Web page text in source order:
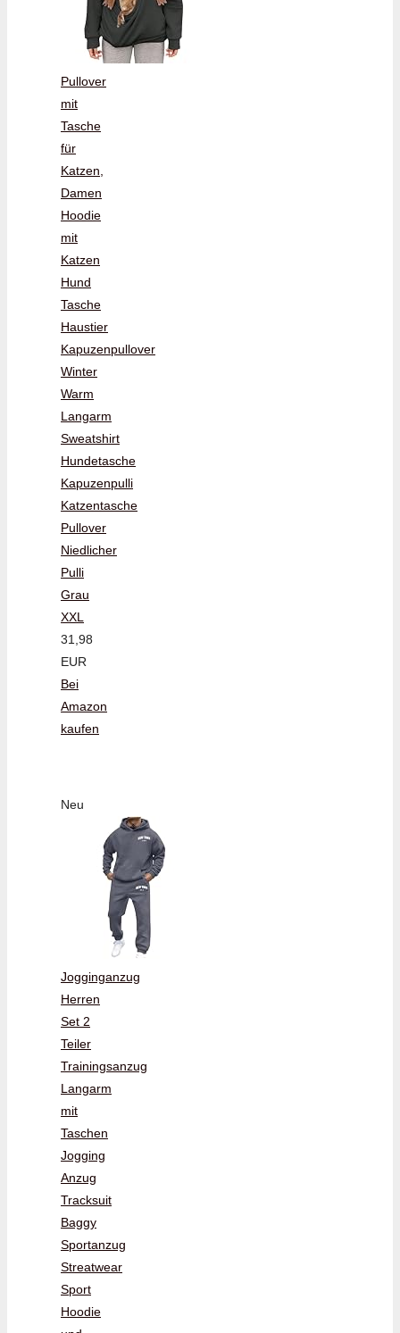
Pullover
mit
Tasche
für
Katzen,
Damen
Hoodie
mit
Katzen
Hund
Tasche
Haustier
Kapuzenpullover
Winter
Warm
Langarm
Sweatshirt
Hundetasche
Kapuzenpulli
Katzentasche
Pullover
Niedlicher
Pulli
Grau
XXL
31,98
EUR
Bei
Amazon
kaufen
Neu
Jogginganzug
Herren
Set 2
Teiler
Trainingsanzug
Langarm
mit
Taschen
Jogging
Anzug
Tracksuit
Baggy
Sportanzug
Streatwear
Sport
Hoodie